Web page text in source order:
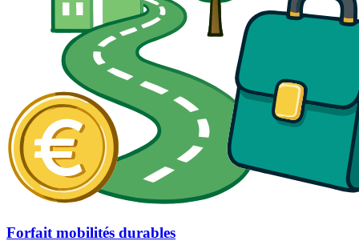
Forfait mobilités durables